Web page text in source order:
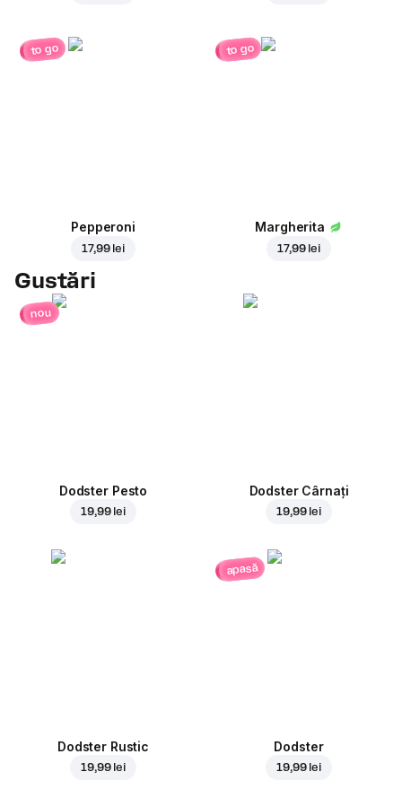
to go
Pepperoni
17,99 lei
to go
Margherita
17,99 lei
Gustări
nou
Dodster Pesto
19,99 lei
Dodster Cârnați
19,99 lei
Dodster Rustic
19,99 lei
apasă
Dodster
19,99 lei